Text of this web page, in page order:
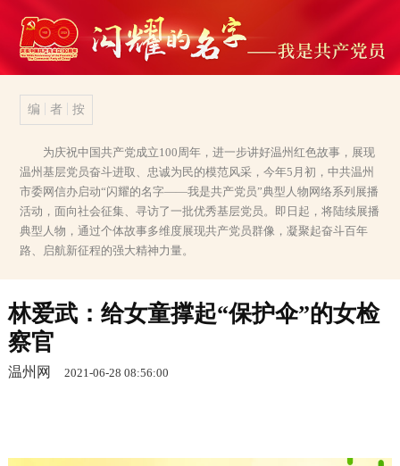
编 者 按
为庆祝中国共产党成立100周年，进一步讲好温州红色故事，展现
温州基层党员奋斗进取、忠诚为民的模范风采，今年5月初，中共温州
市委网信办启动“闪耀的名字——我是共产党员”典型人物网络系列展播
活动，面向社会征集、寻访了一批优秀基层党员。即日起，将陆续展播
典型人物，通过个体故事多维度展现共产党员群像，凝聚起奋斗百年
路、启航新征程的强大精神力量。
林爱武：给女童撑起“保护伞”的女检
察官
温州网 2021-06-28 08:56:00